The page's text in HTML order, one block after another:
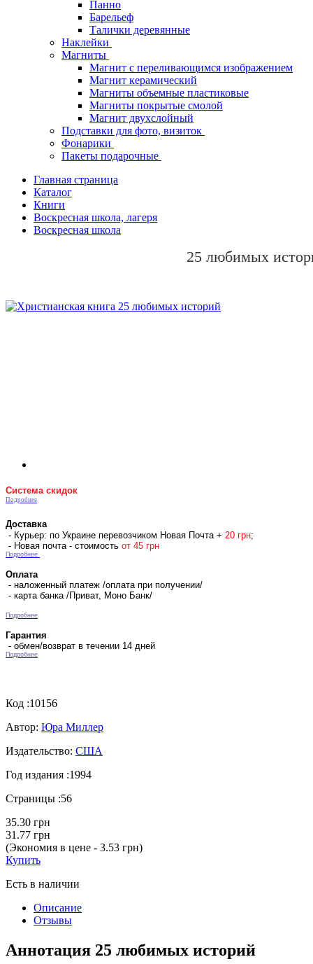
Панно
Барельеф
Талички деревянные
Наклейки
Магниты
Магнит с переливающимся изображением
Магнит керамический
Магниты объемные пластиковые
Магниты покрытые смолой
Магнит двухслойный
Подставки для фото, визиток
Фонарики
Пакеты подарочные
Главная страница
Каталог
Книги
Воскресная школа, лагеря
Воскресная школа
25 любимых
Система скидок
Подробнее
Доставка
- Курьер: по Украине перевозчиком Новая Почта + 20 грн;
- Новая почта - стоимость от 45 грн
Подробнее
Оплата
- наложенный платеж /оплата при получении/
- карта банка /Приват, Моно Банк/
Подробнее
Гарантия
- обмен/возврат в течении 14 дней
Подробнее
Код :10156
Автор: Юра Миллер
Издательство: США
Год издания :1994
Страницы :56
35.30 грн
31.77 грн
(Экономия в цене - 3.53 грн)
Купить
Есть в наличии
Описание
Отзывы
Аннотация 25 любимых историй